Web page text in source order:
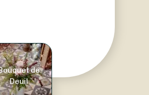
de
Deuil